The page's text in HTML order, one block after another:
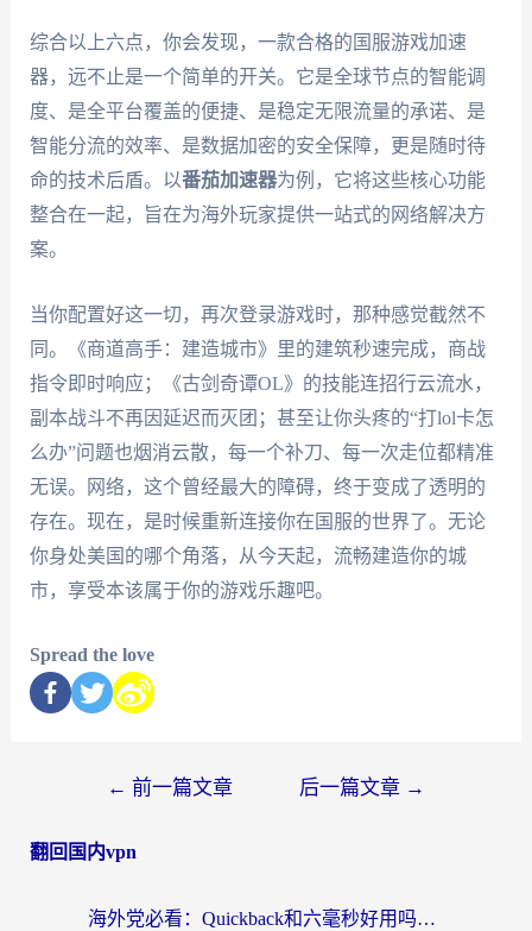
综合以上六点，你会发现，一款合格的国服游戏加速
器，远不止是一个简单的开关。它是全球节点的智能调
度、是全平台覆盖的便捷、是稳定无限流量的承诺、是
智能分流的效率、是数据加密的安全保障，更是随时待
命的技术后盾。以番茄加速器为例，它将这些核心功能
整合在一起，旨在为海外玩家提供一站式的网络解决方
案。
当你配置好这一切，再次登录游戏时，那种感觉截然不
同。《商道高手：建造城市》里的建筑秒速完成，商战
指令即时响应；《古剑奇谭OL》的技能连招行云流水，
副本战斗不再因延迟而灭团；甚至让你头疼的“打lol卡怎
么办”问题也烟消云散，每一个补刀、每一次走位都精准
无误。网络，这个曾经最大的障碍，终于变成了透明的
存在。现在，是时候重新连接你在国服的世界了。无论
你身处美国的哪个角落，从今天起，流畅建造你的城
市，享受本该属于你的游戏乐趣吧。
Spread the love
← 前一篇文章 后一篇文章 →
翻回国内vpn
海外党必看：Quickback和六毫秒好用吗？3步选对回国加速器，无缝刷国内剧玩游戏